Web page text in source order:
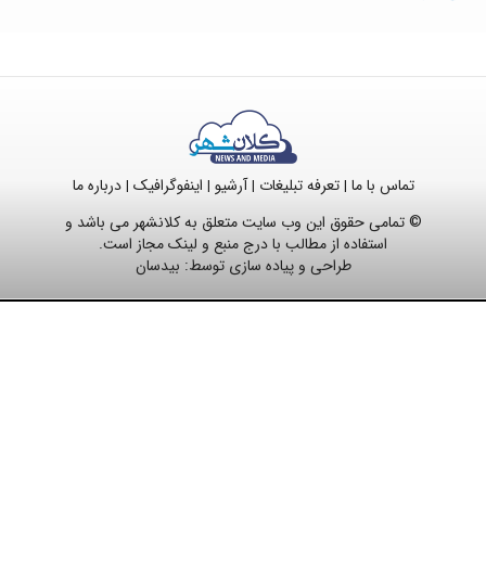
تماس با ما |تعرفه تبلیغات |آرشیو | اینفوگرافیک |درباره ما
© تمامی حقوق این وب سایت متعلق به کلانشهر می باشد و
استفاده از مطالب با درج منبع و لینک مجاز است.
طراحی و پیاده سازی توسط: بیدسان